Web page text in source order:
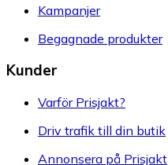
Kampanjer
Begagnade produkter
Kunder
Varför Prisjakt?
Driv trafik till din butik
Annonsera på Prisjakt